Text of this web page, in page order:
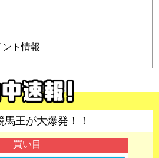
ント情報
馬王が大爆発！！
買い目